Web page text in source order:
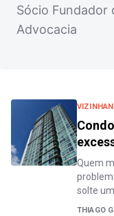
Sócio Fundador
Advocacia
Quem
solte
THIAGO